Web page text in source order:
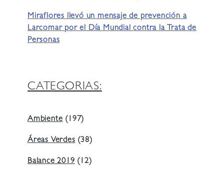
Miraflores llevó un mensaje de prevención a
Larcomar por el Día Mundial contra la Trata de
Personas
CATEGORIAS:
Ambiente (197)
Áreas Verdes (38)
Balance 2019 (12)